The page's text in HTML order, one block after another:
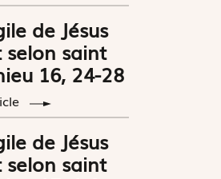
de Jésus
selon saint
16, 24-28
de Jésus
selon saint